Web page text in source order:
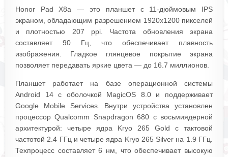
Honor Pad X8a — это планшет с 11-дюймовым IPS
экраном, обладающим разрешением 1920x1200 пикселей
и плотностью 207 ppi. Частота обновления экрана
составляет 90 Гц, что обеспечивает плавность
изображения. Гладкое глянцевое покрытие экрана
позволяет передавать яркие цвета — до 16.7 миллионов.
Планшет работает на базе операционной системы
Android 14 с оболочкой MagicOS 8.0 и поддерживает
Google Mobile Services. Внутри устройства установлен
процессор Qualcomm Snapdragon 680 с восьмиядерной
архитектурой: четыре ядра Kryo 265 Gold с тактовой
частотой 2.4 ГГц и четыре ядра Kryo 265 Silver на 1.9 ГГц.
Техпроцесс составляет 6 нм, что обеспечивает высокую